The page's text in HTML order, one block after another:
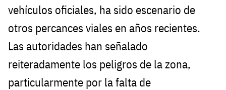
vehículos oficiales, ha sido escenario de
otros percances viales en años recientes.
Las autoridades han señalado
reiteradamente los peligros de la zona,
particularmente por la falta de